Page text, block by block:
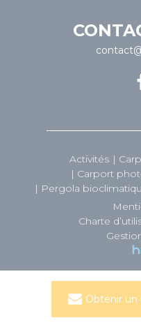
Obtenir un
Activités
Carport
Pergola
Charte